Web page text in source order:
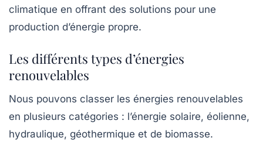
climatique en offrant des solutions pour une
production d’énergie propre.
Les différents types d’énergies
renouvelables
Nous pouvons classer les énergies renouvelables
en plusieurs catégories : l’énergie solaire, éolienne,
hydraulique, géothermique et de biomasse.